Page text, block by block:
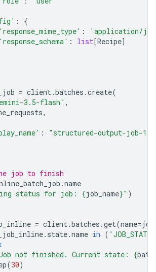
:
{
'response_mime_type' :
'application/
'response_schema' : list[Recipe]
= client.batches .create(
3.5-flash" ,
,
:
"structured-output-job-1"
job to finish
.name
status for job: {job_name}" )
= client.batches .get(name=
. state.name in (
not finished. Current state: {
(30)